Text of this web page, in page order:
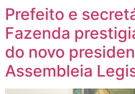
Prefeito e
Fazenda
do novo
Assembleia